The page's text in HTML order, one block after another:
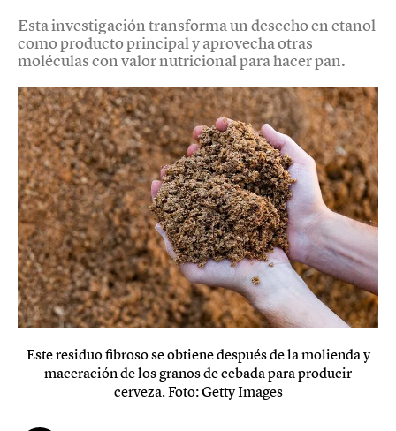
Esta investigación transforma un desecho en etanol
como producto principal y aprovecha otras
moléculas con valor nutricional para hacer pan.
Este residuo fibroso se obtiene después de la molienda y
maceración de los granos de cebada para producir
cerveza. Foto: Getty Images